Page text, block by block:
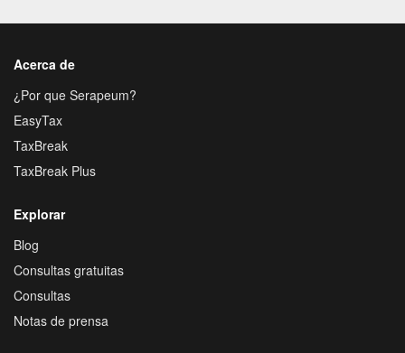
Acerca de
¿Por que Serapeum?
EasyTax
TaxBreak
TaxBreak Plus
Explorar
Blog
Consultas gratuitas
Consultas
Notas de prensa